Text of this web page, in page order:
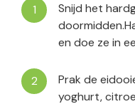
Snijd het
en doe ze in
Prak de
yoghurt,